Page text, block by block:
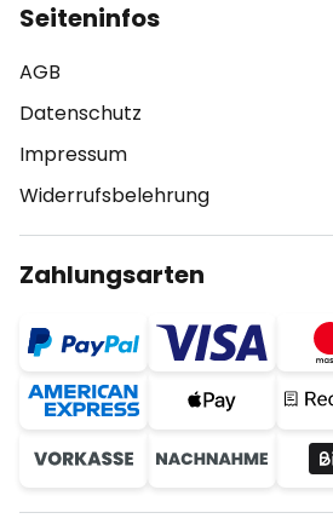
Seiteninfos
AGB
Datenschutz
Impressum
Widerrufsbelehrung
Zahlungsarten